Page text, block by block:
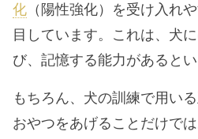
化 （陽性強化）を受け入れ
目しています。これは、犬
び、記憶する能力があるとい
もちろん、犬の訓練で用いる
おやつをあげることだけで